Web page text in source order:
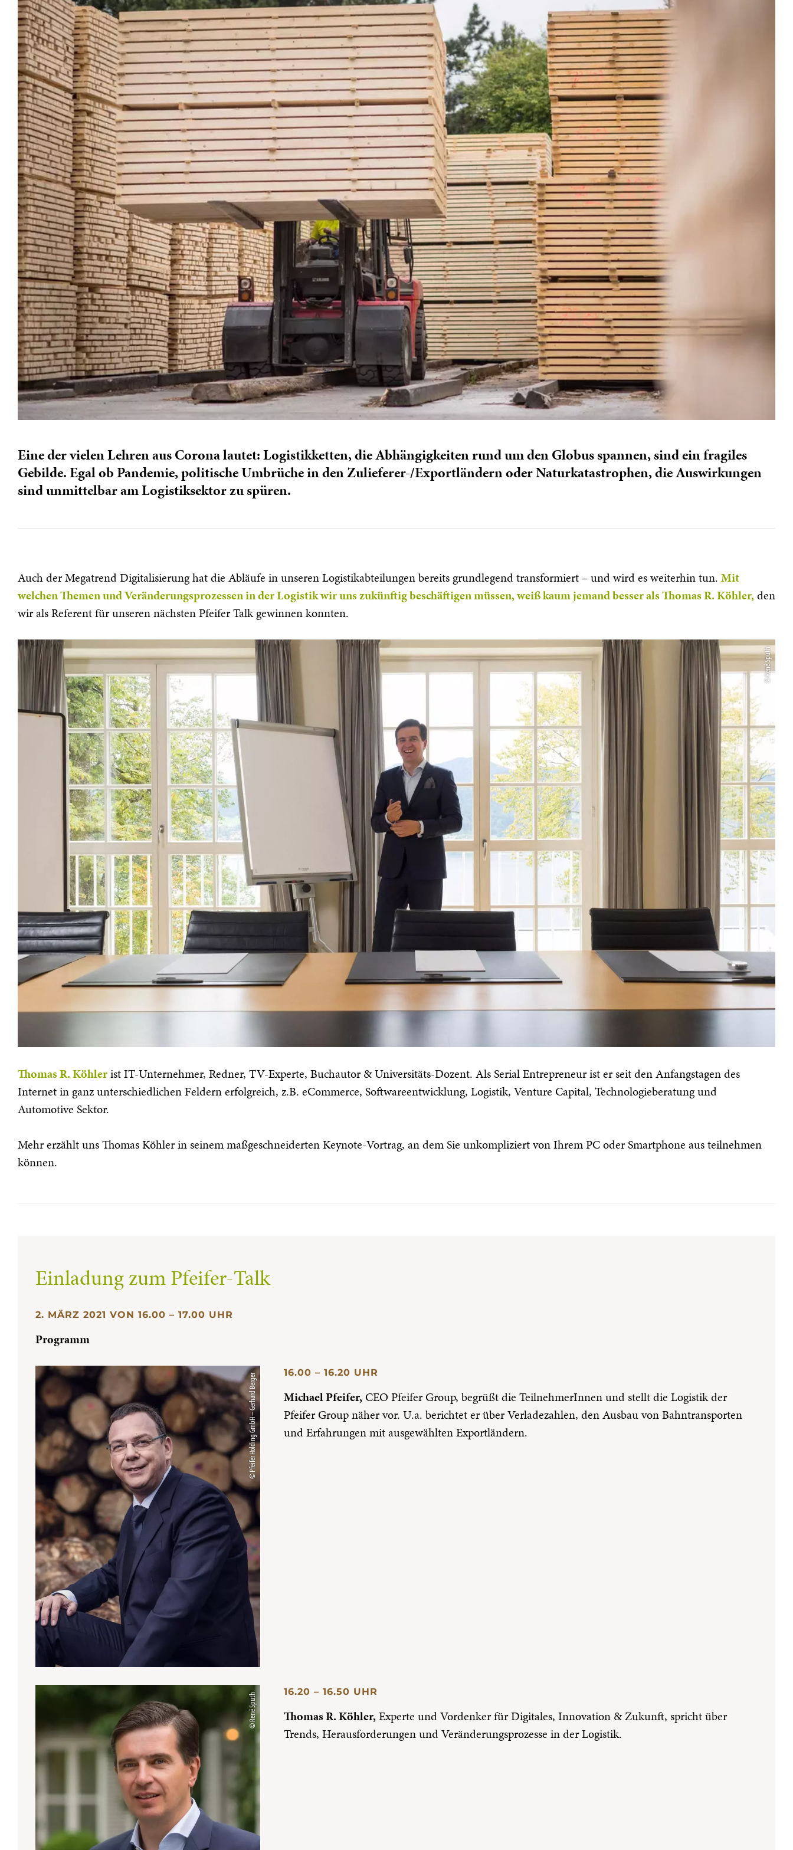
Eine der vielen Lehren aus Corona lautet: Logistikketten, die Abhängigkeiten rund um den Globus spannen, sind ein fragiles
Gebilde. Egal ob Pandemie, politische Umbrüche in den Zulieferer-/Exportländern oder Naturkatastrophen, die Auswirkungen
sind unmittelbar am Logistiksektor zu spüren.
Auch der Megatrend Digitalisierung hat die Abläufe in unseren Logistikabteilungen bereits grundlegend transformiert – und wird es weiterhin tun. Mit
welchen Themen und Veränderungsprozessen in der Logistik wir uns zukünftig beschäftigen müssen, weiß kaum jemand besser als Thomas R. Köhler,den
wir als Referent für unseren nächsten Pfeifer Talk gewinnen konnten.
© René Sputh
Thomas R. Köhlerist IT-Unternehmer, Redner, TV-Experte, Buchautor & Universitäts-Dozent. Als Serial Entrepreneur ist er seit den Anfangstagen des
Internet in ganz unterschiedlichen Feldern erfolgreich, z.B. eCommerce, Softwareentwicklung, Logistik, Venture Capital, Technologieberatung und
Automotive Sektor.
Mehr erzählt uns Thomas Köhler in seinem maßgeschneiderten Keynote-Vortrag, an dem Sie unkompliziert von Ihrem PC oder Smartphone aus teilnehmen
können.
Einladung zum Pfeifer-Talk
2. MÄRZ 2021 VON 16.00 – 17.00 UHR
Programm
© Pfeifer Holding GmbH – Gerhard Berger
16.00 – 16.20 UHR
Michael Pfeifer,CEO Pfeifer Group, begrüßt die TeilnehmerInnen und stellt die Logistik der
Pfeifer Group näher vor. U.a. berichtet er über Verladezahlen, den Ausbau von Bahntransporten
und Erfahrungen mit ausgewählten Exportländern.
© René Sputh
16.20 – 16.50 UHR
Thomas R. Köhler,Experte und Vordenker für Digitales, Innovation & Zukunft, spricht über
Trends, Herausforderungen und Veränderungsprozesse in der Logistik.